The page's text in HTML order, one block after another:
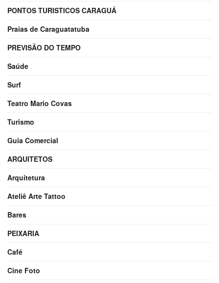
PONTOS TURISTICOS CARAGUÁ
Praias de Caraguatatuba
PREVISÃO DO TEMPO
Saúde
Surf
Teatro Mario Covas
Turismo
Guia Comercial
ARQUITETOS
Arquitetura
Ateliê Arte Tattoo
Bares
PEIXARIA
Café
Cine Foto